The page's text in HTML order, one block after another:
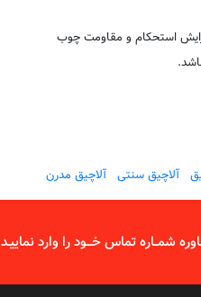
استحکام و مقاومت چوب
آلاچیق سنتی آلاچیق مدرن
شمــاره تماس خـــود را وارد نماييـد